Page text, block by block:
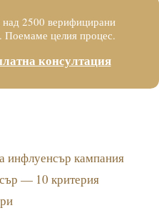
2500 верифицирани
Поемаме целия процес.
консултация
инфлуенсър кампания
— 10 критерия